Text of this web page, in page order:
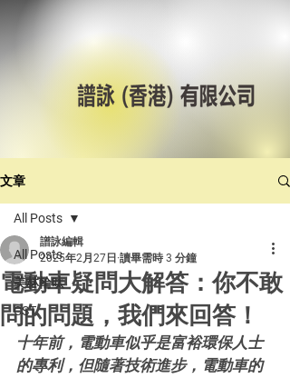
文章
All Posts
美林輪呔
CST
All Posts
電動車疑問大解答：你不敢
問的問題，我們來回答！
譜詠編輯
2025年2月27日 讀畢需時 3 分鐘
十年前，電動車似乎是富裕環保人士
的專利，但隨著技術進步，電動車的